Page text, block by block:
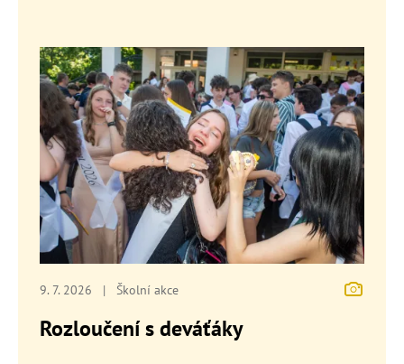
9. 7. 2026 | Školní akce
Rozloučení s deváťáky